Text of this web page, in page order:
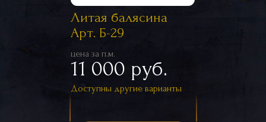
Литая балясина
Арт. Б-29
цена за п.м.
11 000 руб.
Доступны другие варианты